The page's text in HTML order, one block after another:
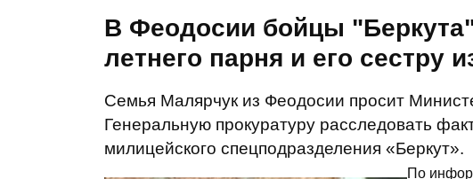
В Феодосии бойцы
летнего парня и его сестру
Семья Малярчук из Феодосии просит
Генеральную прокуратуру расследовать
милицейского спецподразделения «Беркут».
По